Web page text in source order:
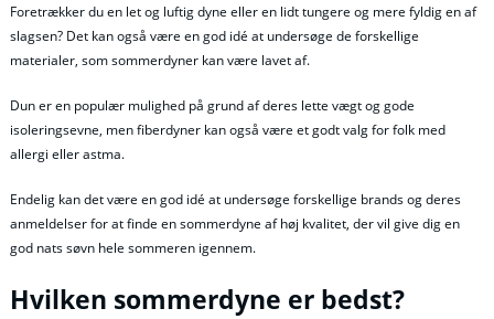
Foretrækker du en let og luftig dyne eller en lidt tungere og mere fyldig en af
slagsen? Det kan også være en god idé at undersøge de forskellige
materialer, som sommerdyner kan være lavet af.
Dun er en populær mulighed på grund af deres lette vægt og gode
isoleringsevne, men fiberdyner kan også være et godt valg for folk med
allergi eller astma.
Endelig kan det være en god idé at undersøge forskellige brands og deres
anmeldelser for at finde en sommerdyne af høj kvalitet, der vil give dig en
god nats søvn hele sommeren igennem.
Hvilken sommerdyne er bedst?